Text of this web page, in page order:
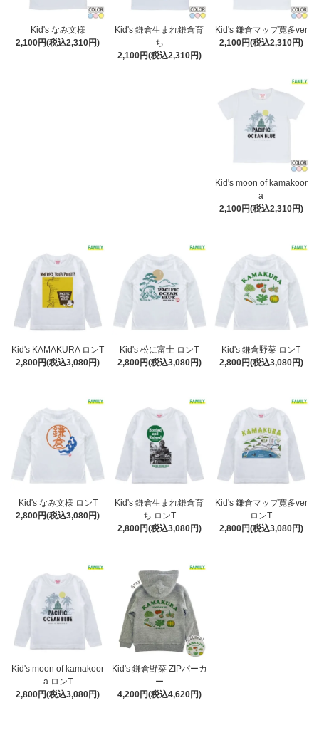
Kid's なみ文様
2,100円(税込2,310円)
Kid's 鎌倉生まれ鎌倉育
ち
2,100円(税込2,310円)
Kid's 鎌倉マップ寛多ver
2,100円(税込2,310円)
Kid's moon of kamakoor
a
2,100円(税込2,310円)
Kid's KAMAKURA ロンT
2,800円(税込3,080円)
Kid's 松に富士 ロンT
2,800円(税込3,080円)
Kid's 鎌倉野菜 ロンT
2,800円(税込3,080円)
Kid's なみ文様 ロンT
2,800円(税込3,080円)
Kid's 鎌倉生まれ鎌倉育
ち ロンT
2,800円(税込3,080円)
Kid's 鎌倉マップ寛多ver
ロンT
2,800円(税込3,080円)
Kid's moon of kamakoor
a ロンT
2,800円(税込3,080円)
Kid's 鎌倉野菜 ZIPパーカ
ー
4,200円(税込4,620円)